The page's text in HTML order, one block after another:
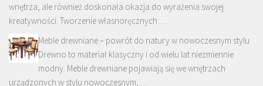
wnętrza, ale również doskonała okazja do wyrażenia swojej
kreatywności. Tworzenie własnoręcznych …
Meble drewniane – powrót do natury w nowoczesnym stylu
Drewno to materiał klasyczny i od wielu lat niezmiennie
modny. Meble drewniane pojawiają się we wnętrzach
urządzonych w stylu nowoczesnym, …